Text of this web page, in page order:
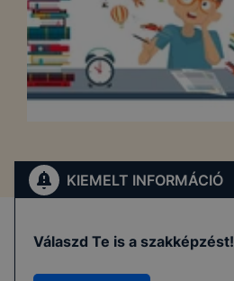
KIEMELT INFORMÁCIÓ
Válaszd Te is a szakképzést!